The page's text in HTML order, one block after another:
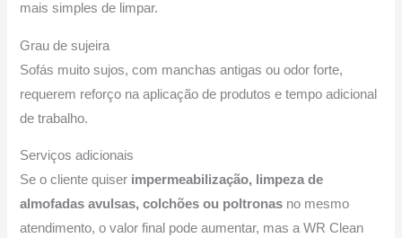
mais simples de limpar.
Grau de sujeira
Sofás muito sujos, com manchas antigas ou odor forte,
requerem reforço na aplicação de produtos e tempo adicional
de trabalho.
Serviços adicionais
Se o cliente quiser impermeabilização, limpeza de
almofadas avulsas, colchões ou poltronas no mesmo
atendimento, o valor final pode aumentar, mas a WR Clean